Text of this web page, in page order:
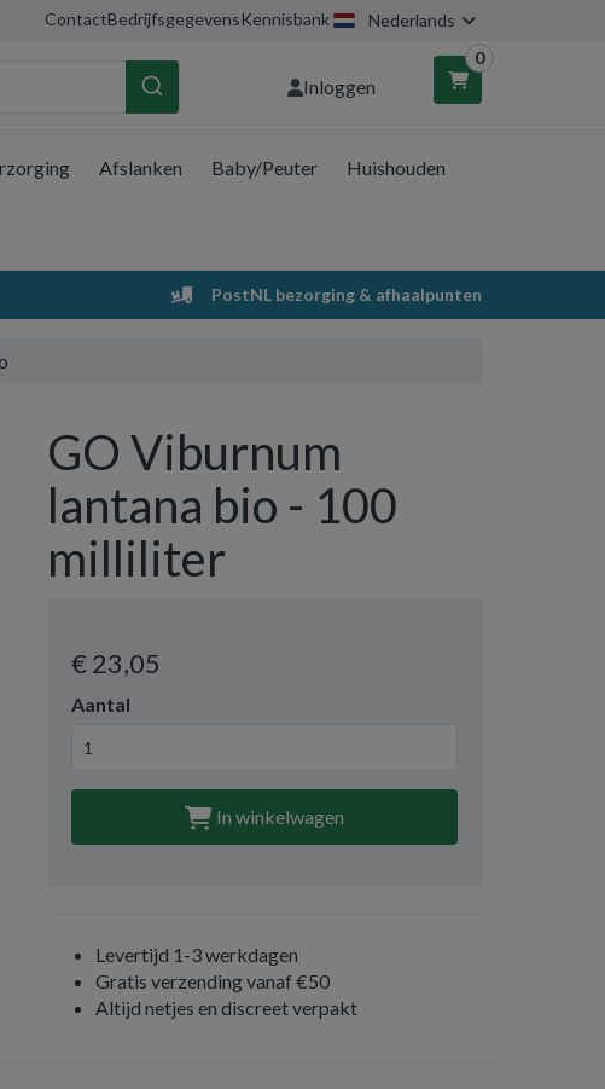
ContactBedrijfsgegevensKennisbank Nederlands
Inloggen
0
Winkelwagen
Uw winkelwagen is leeg.
Vul hem met producten.
Afslanken Baby/Peuter Huishouden
PostNL bezorging & afhaalpunten
GO Viburnum
lantana bio - 100
milliliter
€ 23,05
Aantal
In winkelwagen
Levertijd 1-3 werkdagen
Gratis verzending vanaf €50
Altijd netjes en discreet verpakt